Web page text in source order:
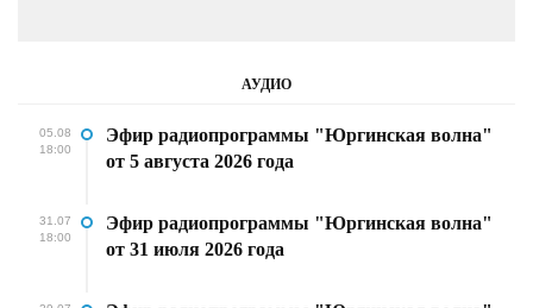
АУДИО
05.08
18:00
Эфир радиопрограммы "Юргинская волна"
от 5 августа 2026 года
31.07
18:00
Эфир радиопрограммы "Юргинская волна"
от 31 июля 2026 года